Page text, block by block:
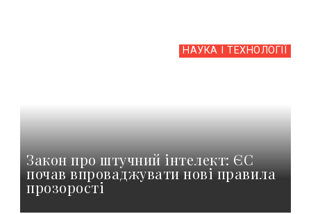
НАУКА І ТЕХНОЛОГІЇ
Закон про штучний інтелект: ЄС
почав впроваджувати нові правила
прозорості